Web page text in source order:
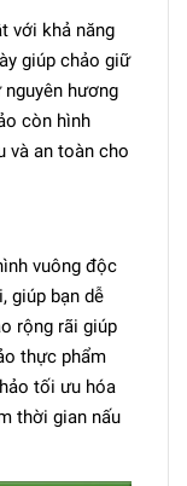
với khả năng
giúp chảo giữ
hương
còn hình
và an toàn cho
vuông độc
giúp bạn dễ
rộng rãi giúp
thực phẩm
tối ưu hóa
thời gian nấu